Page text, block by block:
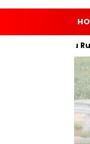
Bantu Rusia dan